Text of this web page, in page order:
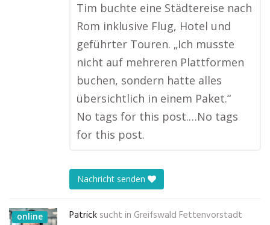
Tim buchte eine Städtereise nach
Rom inklusive Flug, Hotel und
geführter Touren. „Ich musste
nicht auf mehreren Plattformen
buchen, sondern hatte alles
übersichtlich in einem Paket.“
No tags for this post.…No tags
for this post.
Nachricht senden
online Patrick sucht in Greifswald Fettenvorstadt